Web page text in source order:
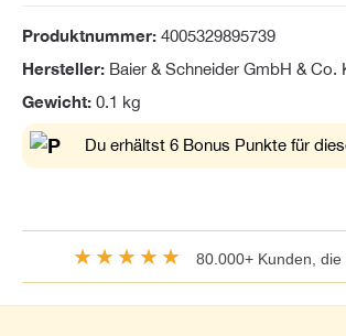
Produktnummer: 4005329895739
Hersteller: Baier & Schneider GmbH & Co.
Gewicht: 0.1 kg
Du erhältst 6 Bonus Punkte für
★★★★★ 80.000+ Kunden, die